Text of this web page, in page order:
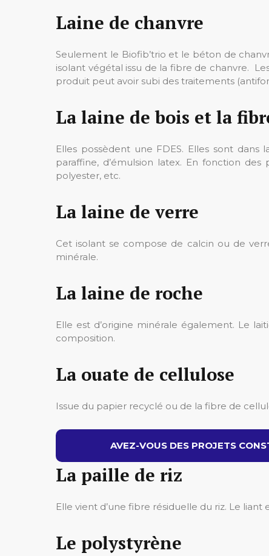
Laine de chanvre
Seulement le Biofib’trio et le béton de
isolant végétal issu de la fibre de chanvre.
produit peut avoir subi des traitements
La laine de bois et la
Elles possèdent une FDES. Elles sont dans
paraffine, d’émulsion latex. En fonction
polyester, etc.
La laine de verre
Cet isolant se compose de calcin ou de
minérale.
La laine de roche
Elle est d’origine minérale également. Le
composition.
La ouate de cellulose
Issue du papier recyclé ou de la fibre de
AVEZ-VOUS DES PROJETS
La paille de riz
Elle vient d’une fibre résiduelle du riz. Le liant
Le polystyrène